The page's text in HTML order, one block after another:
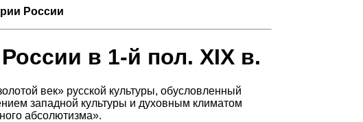
России
в 1-й пол. XIX в.
век» русской культуры, обусловленный
западной культуры и духовным климатом
абсолютизма».